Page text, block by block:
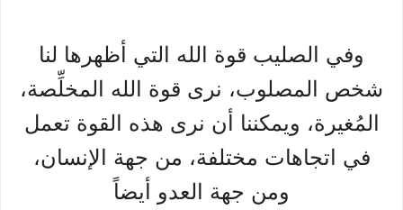
وفي الصليب قوة الله التي أظهرها لنا
شخص المصلوب، نرى قوة الله المخلِّصة،
المُغيرة، ويمكننا أن نرى هذه القوة تعمل
في اتجاهات مختلفة، من جهة الإنسان،
ومن جهة العدو أيضاً